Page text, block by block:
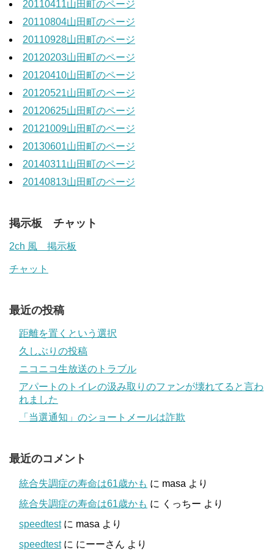
20110411山田町のページ
20110804山田町のページ
20110928山田町のページ
20120203山田町のページ
20120410山田町のページ
20120521山田町のページ
20120625山田町のページ
20121009山田町のページ
20130601山田町のページ
20140311山田町のページ
20140813山田町のページ
掲示板 チャット
2ch 風 掲示板
チャット
最近の投稿
距離を置くという選択
久しぶりの投稿
ニコニコ生放送のトラブル
アパートのトイレの汲み取りのファンが壊れてると言わ
れました
「当選通知」のショートメールは詐欺
最近のコメント
統合失調症の寿命は61歳かも に masa より
統合失調症の寿命は61歳かも に くっちー より
speedtestに masa より
speedtestに にーーさん より